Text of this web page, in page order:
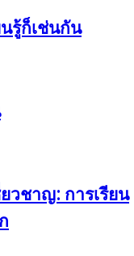
รู้ก็เช่นกัน
วชาญ: การเรียน